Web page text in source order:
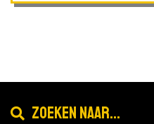
Zoeken naar...